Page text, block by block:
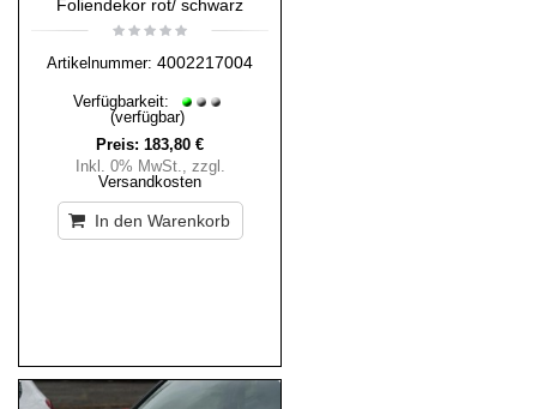
Foliendekor rot/ schwarz
Artikelnummer: 4002217004
Verfügbarkeit:
(verfügbar)
Preis: 183,80 €
Inkl. 0% MwSt., zzgl.
Versandkosten
In den Warenkorb